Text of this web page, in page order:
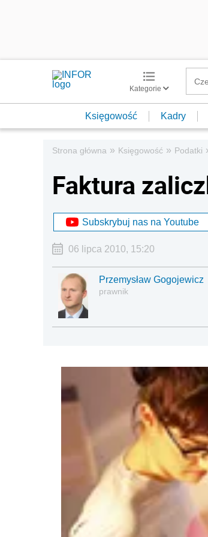
Kategorie
Księgowość Kadry
Strona główna » Księgowość » Podatki
Faktura
Subskrybuj nas na Youtube
06 lipca 2010, 15:20
Przemysław Gogojewicz
prawnik